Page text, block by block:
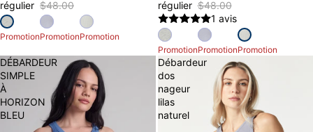
régulier $48.00
PromotionPromotionPromotion
régulier $48.00
1 avis
PromotionPromotionPromotion
DÉBARDEUR
SIMPLE
À
HORIZON
BLEU
Débardeur
dos
nageur
lilas
naturel